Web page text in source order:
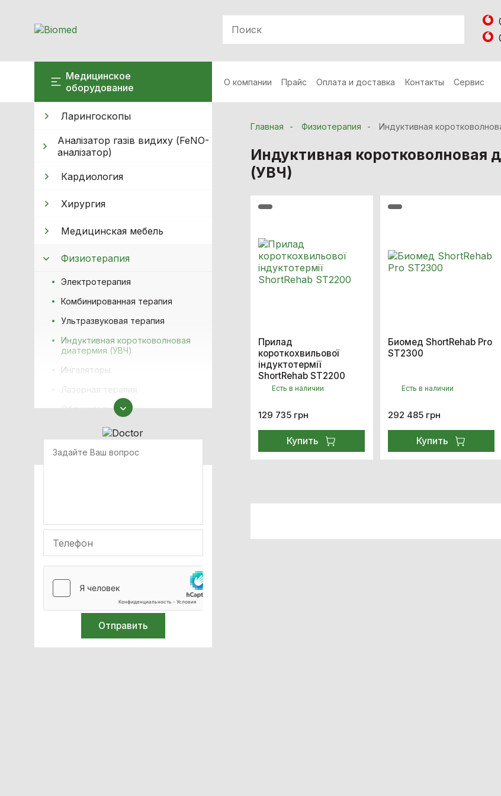
Медицинское
оборудование
О компании Прайс Оплата и доставка Контакты Сервис
Ларингоскопы
Аналізатор газів видиху (FeNO-
аналізатор)
Кардиология
Хирургия
Медицинская мебель
Физиотерапия
Электротерапия
Комбинированная терапия
Ультразвуковая терапия
Индуктивная коротковолновая
диатермия (УВЧ)
Ингаляторы
Облучатели
физиотерапевтические
Приборы для массажа
Комплектующие
ТЕКАР-терапія
Аппараты наркозно-
дыхательные
Офтальмология
Оборудование для
неонатологии
Главная Физиотерапия Индуктивная
Индуктивная коротковолновая
(УВЧ)
Прилад
короткохвильової
індуктотермії
ShortRehab ST2200
Есть в наличии
129 735 грн
Купить
Биомед ShortRehab Pro
ST2300
Есть в наличии
292 485 грн
Купить